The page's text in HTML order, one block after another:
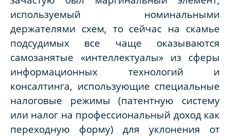
используемый номинальными
держателями схем, то сейчас на скамье
подсудимых все чаще оказываются
самозанятые «интеллектуалы» из сферы
информационных технологий и
консалтинга, использующие специальные
налоговые режимы (патентную систему
или налог на профессиональный доход как
переходную форму) для уклонения от